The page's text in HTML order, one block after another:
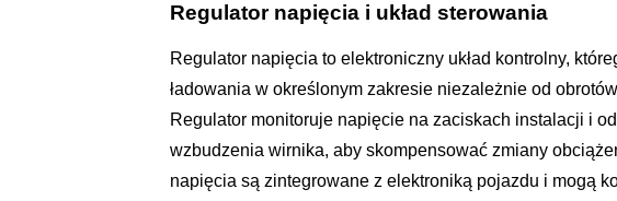
Regulator napięcia i układ sterowania
Regulator napięcia to elektroniczny układ kontrolny,
ładowania w określonym zakresie niezależnie od
Regulator monitoruje napięcie na zaciskach instalacji i
wzbudzenia wirnika, aby skompensować zmiany
napięcia są zintegrowane z elektroniką pojazdu i mogą